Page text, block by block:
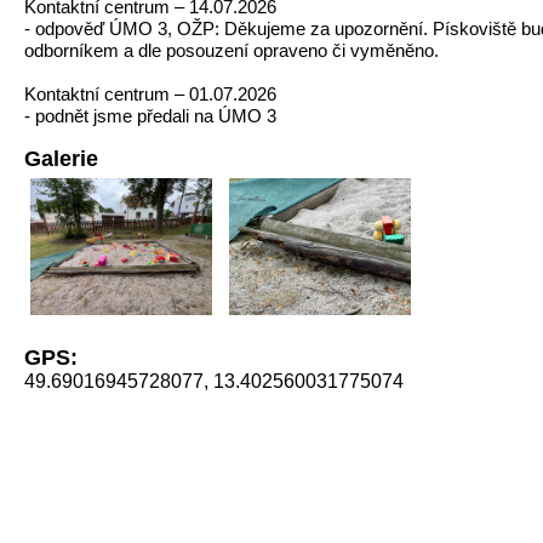
Kontaktní centrum – 14.07.2026
- odpověď ÚMO 3, OŽP: Děkujeme za upozornění. Pískoviště
odborníkem a dle posouzení opraveno či vyměněno.
Kontaktní centrum – 01.07.2026
- podnět jsme předali na ÚMO 3
Galerie
GPS:
49.69016945728077, 13.402560031775074